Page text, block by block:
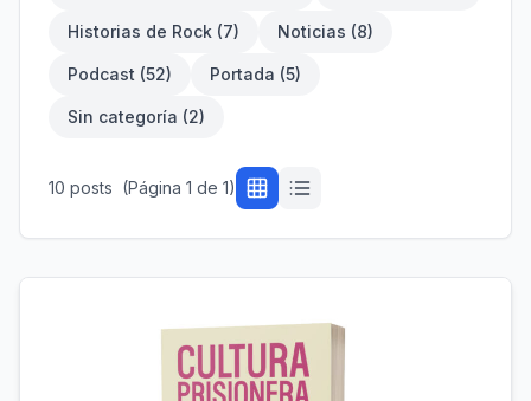
Historias de Rock (7) Noticias (8)
Podcast (52) Portada (5)
Sin categoría (2)
10 posts (Página 1 de 1)